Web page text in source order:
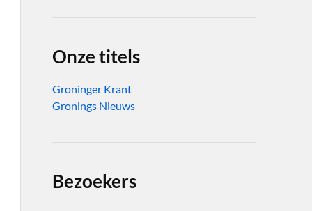
Onze titels
Groninger Krant
Gronings Nieuws
Bezoekers